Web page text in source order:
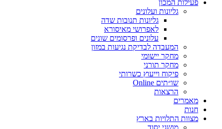
פעילות המכון
גליונות ועלונים
גליונות תנובות שדה
לאפרושי מאיסורא
עלונים ופרסומים שונים
המעבדה לבדיקת נגיעות במזון
מחקר יישומי
מחקר תורני
פיקוח וייעוץ כשרותי
שו״תים Online
הרצאות
מאמרים
חנות
מצוות התלויות בארץ
מושגי יסוד